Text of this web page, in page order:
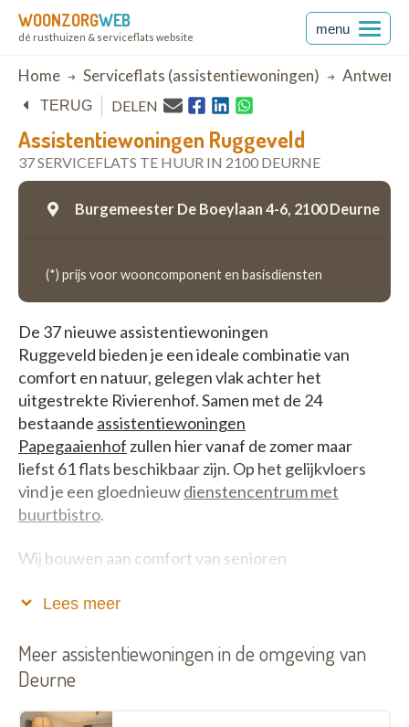
WOONZORGWEB
dé rusthuizen & serviceflats website
menu
Breadcrumb
Home Serviceflats (assistentiewoningen)
Assistentiewoningen Ruggeveld
37 SERVICEFLATS TE HUUR IN 2100 DEURNE
TERUG DELEN
Burgemeester De Boeylaan 4-6, 2100 Deurne
(*) prijs voor wooncomponent en basisdiensten
De 37 nieuwe assistentiewoningen
Ruggeveld bieden je een ideale combinatie van
comfort en natuur, gelegen vlak achter het
uitgestrekte Rivierenhof. Samen met de 24
bestaande assistentiewoningen
Papegaaienhof zullen hier vanaf de zomer maar
liefst 61 flats beschikbaar zijn. Op het gelijkvloers
vind je een gloednieuwdienstencentrum met
buurtbistro.
Wij bouwen aan comfort van senioren
De flats zijn verspreid over het gelijkvloers
De assistentiewoningen worden omgeven door een
mooi landschapspark dat zorgt voor een verbinding
met de omliggende fietsotrade.
Boven- en ondergrondse parkeerplaatsen - Aparte
Lees meer
Meer assistentiewoningen in de omgeving van
Deurne